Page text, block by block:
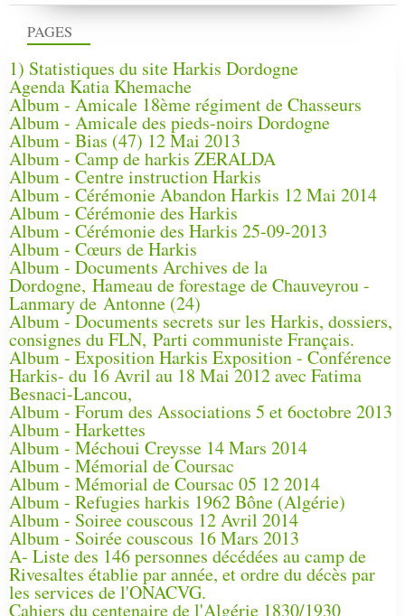
PAGES
1) Statistiques du site Harkis Dordogne
Agenda Katia Khemache
Album - Amicale 18ème régiment de Chasseurs
Album - Amicale des pieds-noirs Dordogne
Album - Bias (47) 12 Mai 2013
Album - Camp de harkis ZERALDA
Album - Centre instruction Harkis
Album - Cérémonie Abandon Harkis 12 Mai 2014
Album - Cérémonie des Harkis
Album - Cérémonie des Harkis 25-09-2013
Album - Cœurs de Harkis
Album - Documents Archives de la
Dordogne, Hameau de forestage de Chauveyrou -
Lanmary de Antonne (24)
Album - Documents secrets sur les Harkis, dossiers,
consignes du FLN, Parti communiste Français.
Album - Exposition Harkis Exposition - Conférence
Harkis- du 16 Avril au 18 Mai 2012 avec Fatima
Besnaci-Lancou,
Album - Forum des Associations 5 et 6octobre 2013
Album - Harkettes
Album - Méchoui Creysse 14 Mars 2014
Album - Mémorial de Coursac
Album - Mémorial de Coursac 05 12 2014
Album - Refugies harkis 1962 Bône (Algérie)
Album - Soiree couscous 12 Avril 2014
Album - Soirée couscous 16 Mars 2013
A- Liste des 146 personnes décédées au camp de
Rivesaltes établie par année, et ordre du décès par
les services de l'ONACVG.
Cahiers du centenaire de l'Algérie 1830/1930